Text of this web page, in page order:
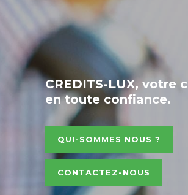
CREDITS-LUX, votre
en toute confiance.
QUI-SOMMES NOUS ?
CONTACTEZ-NOUS